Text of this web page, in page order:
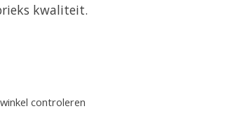
kwaliteit.
product is
controleren